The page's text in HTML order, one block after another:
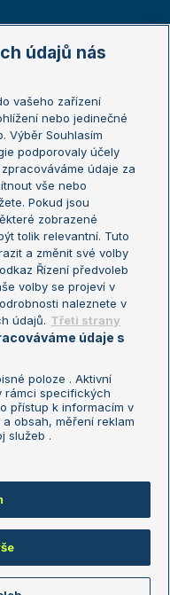
Open
soukromí
o zpracování osobních
zpravodajství ČTK.
údajů nás
vašeho zařízení
nebo jedinečné
Výběr Souhlasím
podporovaly účely
údaje za
vše nebo
Pokud jsou
zobrazené
tolik relevantní. Tuto
a změnit své volby
Řízení předvoleb
volby se projeví v
naleznete v
údajů. Třetí strany
údaje s
poloze . Aktivní
rámci specifických
přístup k informacím v
obsah, měření reklam
služeb .